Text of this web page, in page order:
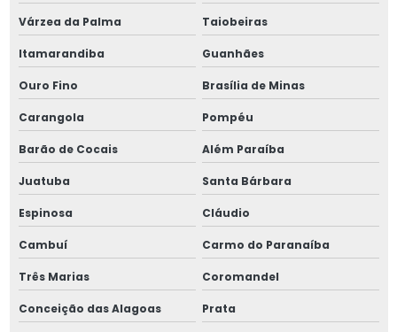
Porca de fixação km 6
Porca de fixação km 7
Porca km
Porca km 10
Porca km 11
Porca km 120
Várzea da Palma Taiobeiras
Itamarandiba Guanhães
Ouro Fino Brasília de Minas
Carangola Pompéu
Barão de Cocais Além Paraíba
Juatuba Santa Bárbara
Espinosa Cláudio
Cambuí Carmo do Paranaíba
Três Marias Coromandel
Conceição das Alagoas Prata